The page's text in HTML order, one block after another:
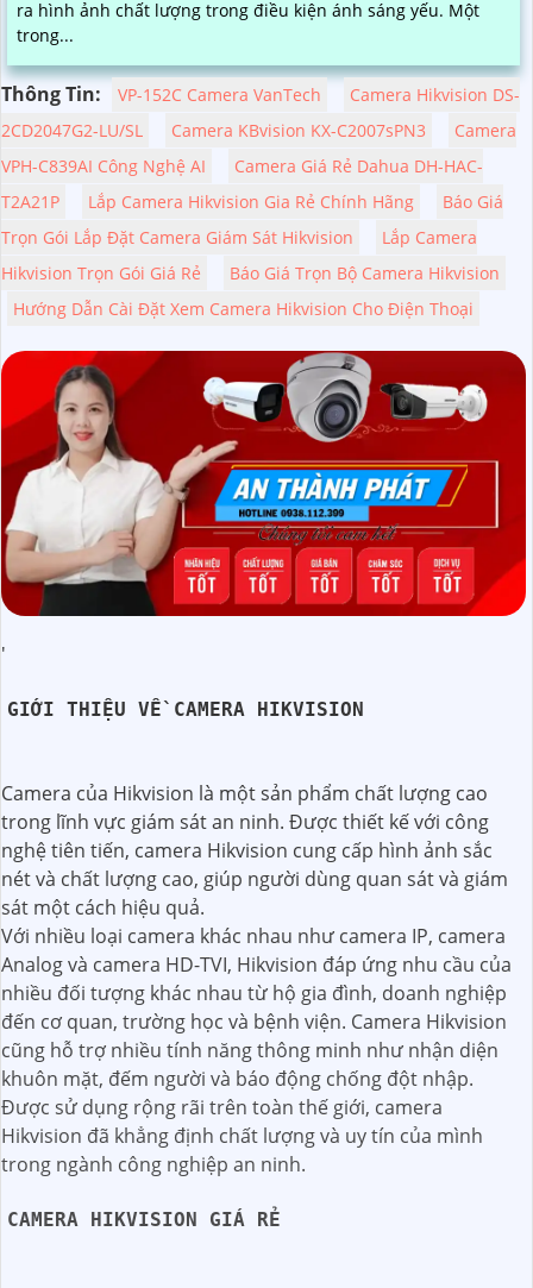
ra hình ảnh chất lượng trong điều kiện ánh sáng yếu. Một
trong...
Thông Tin: VP-152C Camera VanTech
Camera Hikvision DS-
2CD2047G2-LU/SL
Camera KBvision KX-C2007sPN3
Camera
VPH-C839AI Công Nghệ AI
Camera Giá Rẻ Dahua DH-HAC-
T2A21P
Lắp Camera Hikvision Gia Rẻ Chính Hãng
Báo Giá
Trọn Gói Lắp Đặt Camera Giám Sát Hikvision
Lắp Camera
Hikvision Trọn Gói Giá Rẻ
Báo Giá Trọn Bộ Camera Hikvision
Hướng Dẫn Cài Đặt Xem Camera Hikvision Cho Điện Thoại
'
GIỚI THIỆU VỀ CAMERA HIKVISION
Camera của Hikvision là một sản phẩm chất lượng cao
trong lĩnh vực giám sát an ninh. Được thiết kế với công
nghệ tiên tiến, camera Hikvision cung cấp hình ảnh sắc
nét và chất lượng cao, giúp người dùng quan sát và giám
sát một cách hiệu quả.
Với nhiều loại camera khác nhau như camera IP, camera
Analog và camera HD-TVI, Hikvision đáp ứng nhu cầu của
nhiều đối tượng khác nhau từ hộ gia đình, doanh nghiệp
đến cơ quan, trường học và bệnh viện. Camera Hikvision
cũng hỗ trợ nhiều tính năng thông minh như nhận diện
khuôn mặt, đếm người và báo động chống đột nhập.
Được sử dụng rộng rãi trên toàn thế giới, camera
Hikvision đã khẳng định chất lượng và uy tín của mình
trong ngành công nghiệp an ninh.
CAMERA HIKVISION GIÁ RẺ